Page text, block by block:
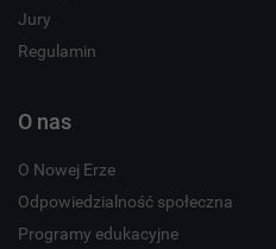
Jury
Regulamin
O nas
O Nowej Erze
Odpowiedzialność społeczna
Programy edukacyjne